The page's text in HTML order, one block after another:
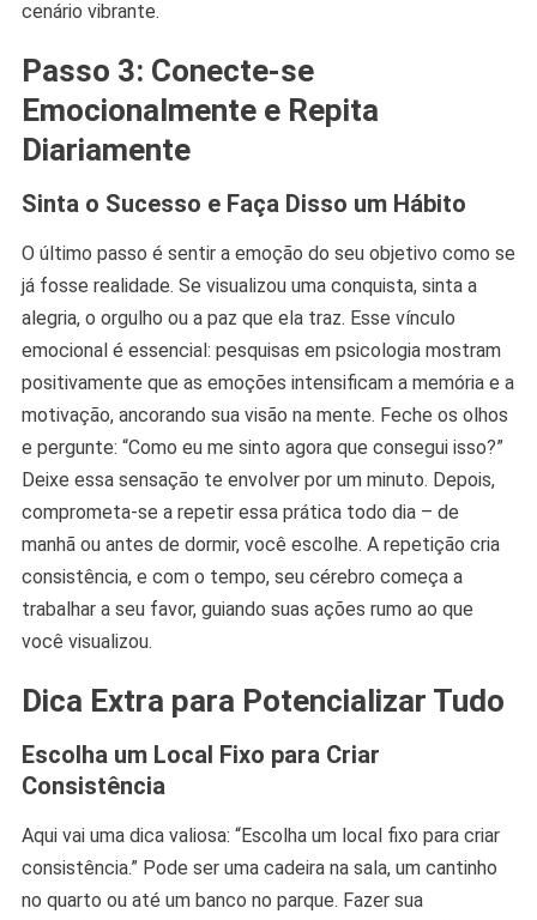
cenário vibrante.
Passo 3: Conecte-se
Emocionalmente e Repita
Diariamente
Sinta o Sucesso e Faça Disso um Hábito
O último passo é sentir a emoção do seu objetivo como se
já fosse realidade. Se visualizou uma conquista, sinta a
alegria, o orgulho ou a paz que ela traz. Esse vínculo
emocional é essencial: pesquisas em psicologia mostram
positivamente que as emoções intensificam a memória e a
motivação, ancorando sua visão na mente. Feche os olhos
e pergunte: “Como eu me sinto agora que consegui isso?”
Deixe essa sensação te envolver por um minuto. Depois,
comprometa-se a repetir essa prática todo dia – de
manhã ou antes de dormir, você escolhe. A repetição cria
consistência, e com o tempo, seu cérebro começa a
trabalhar a seu favor, guiando suas ações rumo ao que
você visualizou.
Dica Extra para Potencializar Tudo
Escolha um Local Fixo para Criar
Consistência
Aqui vai uma dica valiosa: “Escolha um local fixo para criar
consistência.” Pode ser uma cadeira na sala, um cantinho
no quarto ou até um banco no parque. Fazer sua